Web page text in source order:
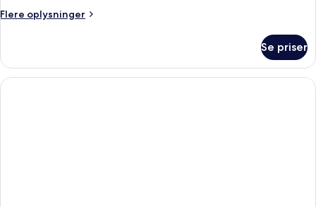
seng
Flere oplysninger
Flere
-
kingsize-
Se priser